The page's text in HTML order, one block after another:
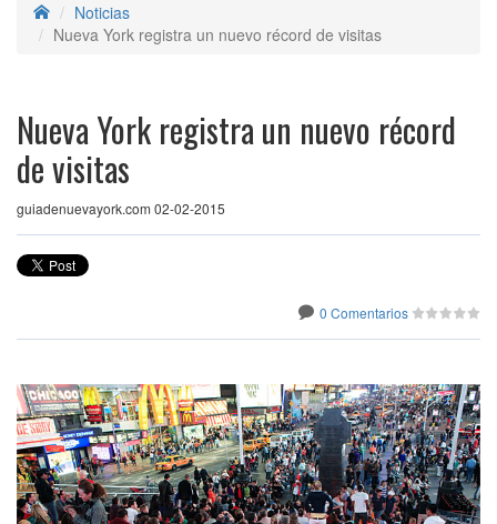
Noticias
Nueva York registra un nuevo récord de visitas
Nueva York registra un nuevo récord
de visitas
guiadenuevayork.com 02-02-2015
0 Comentarios